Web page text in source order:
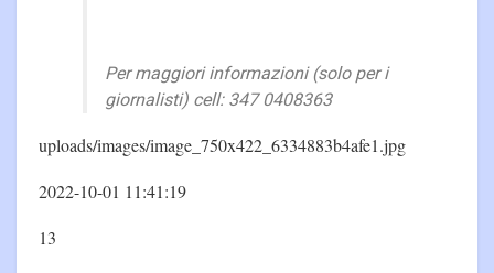
Per maggiori informazioni (solo per i
giornalisti) cell: 347 0408363
uploads/images/image_750x422_6334883b4afe1.jpg
2022-10-01 11:41:19
13